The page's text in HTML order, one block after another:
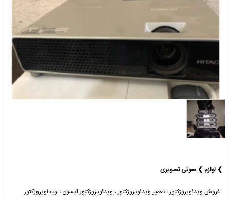
❯ لوازم ❯ صوتی تصویری
فروش ویدئوپروژکتور ، تعمیر ویدئوپروژکتور ، ویدئوپروژکتور اپسون ، ویدئوپروژکتور